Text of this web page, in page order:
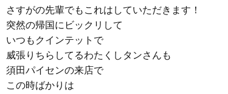
さすがの先輩でもこれはしていただきます！
突然の帰国にビックリして
いつもクインテットで
威張りちらしてるわたくしタンさんも
須田パイセンの来店で
この時ばかりは